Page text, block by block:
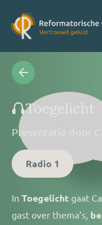
Toegelicht
Presentatie door
Radio 1
In Toegelicht gaat
gast over thema’s,